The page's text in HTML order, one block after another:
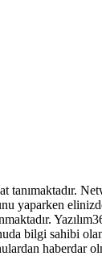
yaparken
bilgi sahibi